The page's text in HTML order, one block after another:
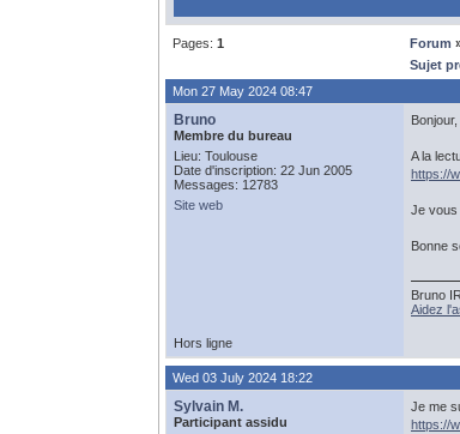
Pages: 1 Forum
Sujet
Mon 27 May 2024 08:47
Bruno
Membre du bureau
Lieu: Toulouse
Date d'inscription: 22 Jun 2005
Messages: 12783
Site web
Bonjour,
A la
https://
Je vous
Bonne
Bruno
Aidez
Hors ligne
Wed 03 July 2024 18:22
Sylvain M.
Participant assidu
Je me
https://